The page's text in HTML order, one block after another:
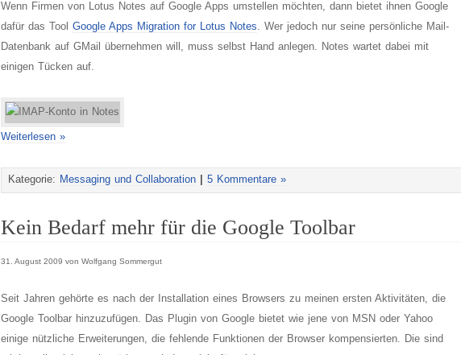
Wenn Firmen von Lotus Notes auf Google Apps umstellen möchten, dann bietet ihnen Google
dafür das Tool Google Apps Migration for Lotus Notes. Wer jedoch nur seine persönliche Mail-
Datenbank auf GMail übernehmen will, muss selbst Hand anlegen. Notes wartet dabei mit
einigen Tücken auf.
Weiterlesen »
Kategorie: Messaging und Collaboration 5 Kommentare »
Kein Bedarf mehr für die Google Toolbar
31. August 2009 von Wolfgang Sommergut
Seit Jahren gehörte es nach der Installation eines Browsers zu meinen ersten Aktivitäten, die
Google Toolbar hinzuzufügen. Das Plugin von Google bietet wie jene von MSN oder Yahoo
einige nützliche Erweiterungen, die fehlende Funktionen der Browser kompensierten. Die sind